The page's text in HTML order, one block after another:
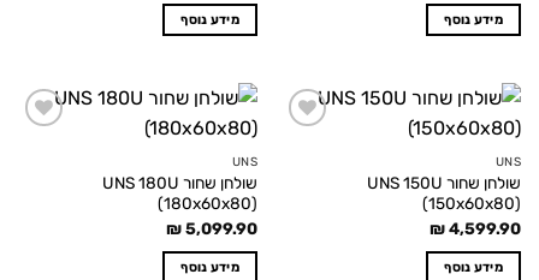
מידע נוסף מידע נוסף
UNS
שולחן שחור UNS 150U
(150x60x80)
₪4,599.90
מידע נוסף
UNS
שולחן שחור UNS 180U
(180x60x80)
₪5,099.90
מידע נוסף